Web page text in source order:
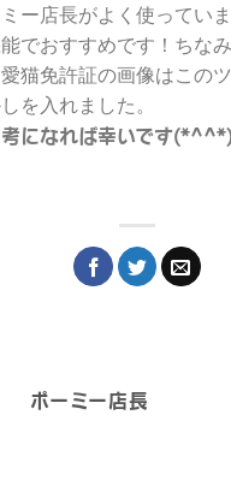
ー店長がよく使ってい
でおすすめです！ちな
愛猫免許証の画像はこの
を入れました。
になれば幸いです
ポーミー店長